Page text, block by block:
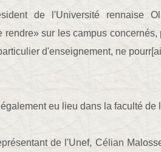
de l'Université rennaise
rendre» sur les campus
d'enseignement, ne
eu lieu dans la faculté de
de l'Unef, Célian